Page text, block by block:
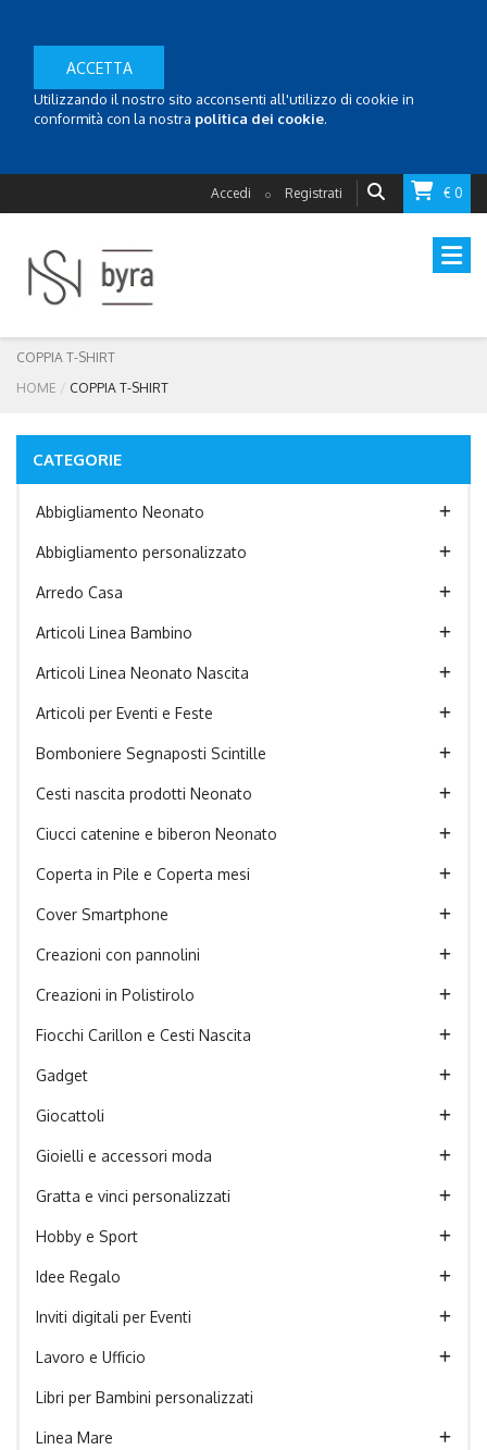
ACCETTA
Utilizzando il nostro sito acconsenti all'utilizzo di cookie in
conformità con la nostra politica dei cookie.
Accedi o Registrati € 0
COPPIA T-SHIRT
HOME
COPPIA T-SHIRT
CATEGORIE
Abbigliamento Neonato
Abbigliamento personalizzato
Arredo Casa
Articoli Linea Bambino
Articoli Linea Neonato Nascita
Articoli per Eventi e Feste
Bomboniere Segnaposti Scintille
Cesti nascita prodotti Neonato
Ciucci catenine e biberon Neonato
Coperta in Pile e Coperta mesi
Cover Smartphone
Creazioni con pannolini
Creazioni in Polistirolo
Fiocchi Carillon e Cesti Nascita
Gadget
Giocattoli
Gioielli e accessori moda
Gratta e vinci personalizzati
Hobby e Sport
Idee Regalo
Inviti digitali per Eventi
Lavoro e Ufficio
Libri per Bambini personalizzati
Linea Mare